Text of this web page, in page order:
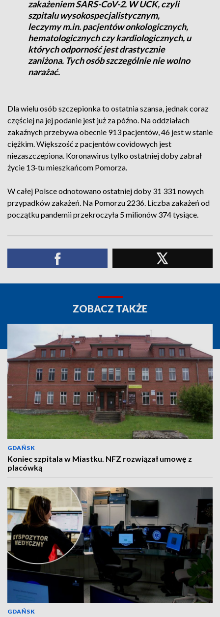
zakażeniem SARS-CoV-2. W UCK, czyli
szpitalu wysokospecjalistycznym,
leczymy m.in. pacjentów onkologicznych,
hematologicznych czy kardiologicznych, u
których odporność jest drastycznie
zaniżona. Tych osób szczególnie nie wolno
narażać.
Dla wielu osób szczepionka to ostatnia szansa, jednak coraz
częściej na jej podanie jest już za późno. Na oddziałach
zakaźnych przebywa obecnie 913 pacjentów, 46 jest w stanie
ciężkim. Większość z pacjentów covidowych jest
niezaszczepiona. Koronawirus tylko ostatniej doby zabrał
życie 13-tu mieszkańcom Pomorza.
W całej Polsce odnotowano ostatniej doby 31 331 nowych
przypadków zakażeń. Na Pomorzu 2236. Liczba zakażeń od
początku pandemii przekroczyła 5 milionów 374 tysiące.
ZOBACZ TAKŻE
GDAŃSK
Koniec szpitala w Miastku. NFZ rozwiązał umowę z
placówką
GDAŃSK